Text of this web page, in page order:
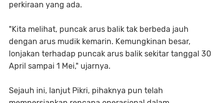
perkiraan yang ada.
"Kita melihat, puncak arus balik tak berbeda jauh
dengan arus mudik kemarin. Kemungkinan besar,
lonjakan terhadap puncak arus balik sekitar tanggal 30
April sampai 1 Mei," ujarnya.
Sejauh ini, lanjut Pikri, pihaknya pun telah